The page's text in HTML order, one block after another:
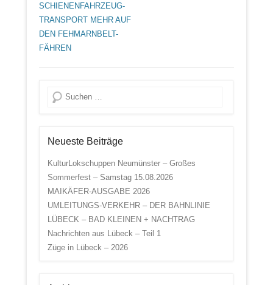
SCHIENENFAHRZEUG-
TRANSPORT MEHR AUF
DEN FEHMARNBELT-
FÄHREN
Suche
Neueste Beiträge
KulturLokschuppen Neumünster – Großes
Sommerfest – Samstag 15.08.2026
MAIKÄFER-AUSGABE 2026
UMLEITUNGS-VERKEHR – DER BAHNLINIE
LÜBECK – BAD KLEINEN + NACHTRAG
Nachrichten aus Lübeck – Teil 1
Züge in Lübeck – 2026